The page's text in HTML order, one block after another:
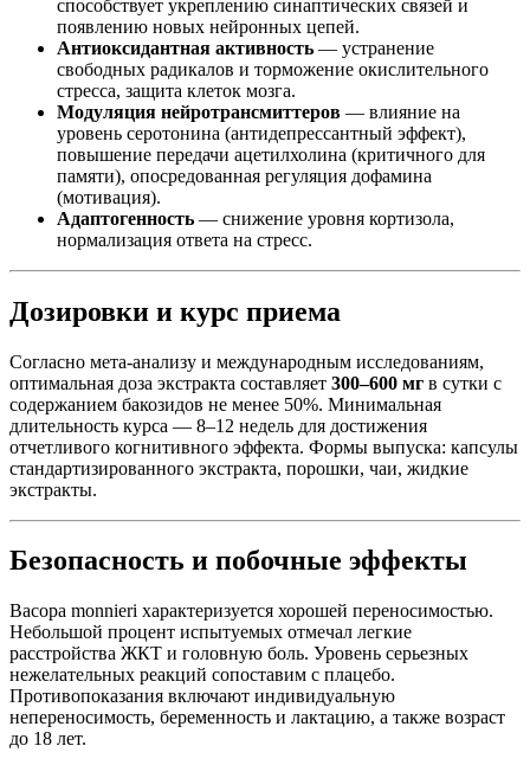
способствует укреплению синаптических связей и
появлению новых нейронных цепей.
Антиоксидантная активность — устранение
свободных радикалов и торможение окислительного
стресса, защита клеток мозга.
Модуляция нейротрансмиттеров — влияние на
уровень серотонина (антидепрессантный эффект),
повышение передачи ацетилхолина (критичного для
памяти), опосредованная регуляция дофамина
(мотивация).
Адаптогенность — снижение уровня кортизола,
нормализация ответа на стресс.
Дозировки и курс приема
Согласно мета-анализу и международным исследованиям,
оптимальная доза экстракта составляет 300–600 мг в сутки с
содержанием бакозидов не менее 50%. Минимальная
длительность курса — 8–12 недель для достижения
отчетливого когнитивного эффекта. Формы выпуска: капсулы
стандартизированного экстракта, порошки, чаи, жидкие
экстракты.
Безопасность и побочные эффекты
Bacopa monnieri характеризуется хорошей переносимостью.
Небольшой процент испытуемых отмечал легкие
расстройства ЖКТ и головную боль. Уровень серьезных
нежелательных реакций сопоставим с плацебо.
Противопоказания включают индивидуальную
непереносимость, беременность и лактацию, а также возраст
до 18 лет.